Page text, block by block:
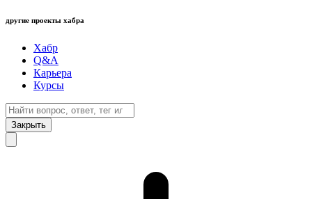
другие проекты хабра
Хабр
Q&A
Карьера
Курсы
Закрыть